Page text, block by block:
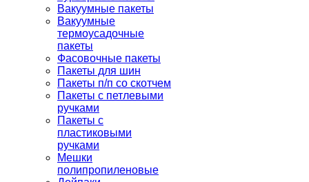
Вакуумные пакеты
Вакуумные
термоусадочные
пакеты
Фасовочные пакеты
Пакеты для шин
Пакеты п/п со скотчем
Пакеты с петлевыми
ручками
Пакеты с
пластиковыми
ручками
Мешки
полипропиленовые